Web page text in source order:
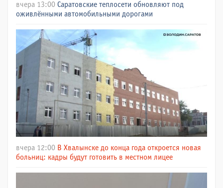
вчера 13:00 Саратовские теплосети обновляют под
оживлёнными автомобильными дорогами
вчера 12:00 В Хвалынске до конца года откроется новая
больниц: кадры будут готовить в местном лицее